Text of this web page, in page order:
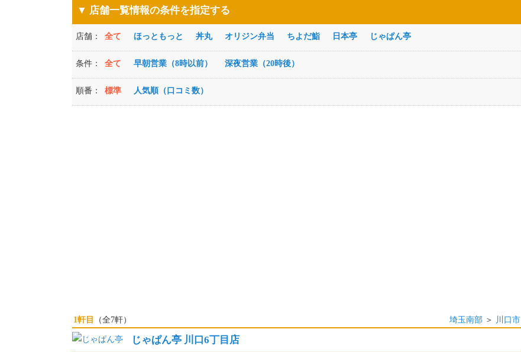
▼ 店舗一覧情報の条件を指定する
店舗： 全て ほっともっと 丼丸 オリジン弁当 ちよだ鮨 日本亭 じゃぱん亭
条件： 全て 早朝営業（8時以前） 深夜営業（20時後）
順番： 標準 人気順（口コミ数）
1軒目 （全7軒） 埼玉南部 ＞ 川口市
じゃぱん亭 川口6丁目店